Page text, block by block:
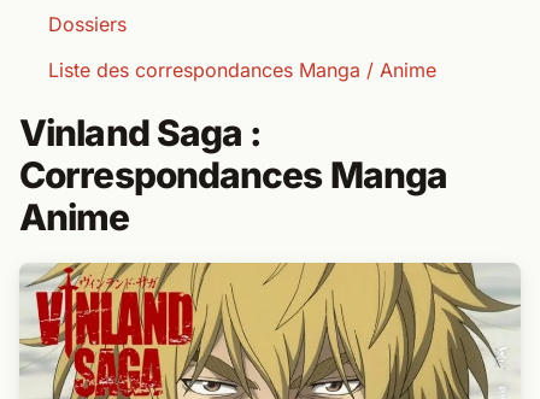
Dossiers
Liste des correspondances Manga / Anime
Vinland Saga :
Correspondances Manga
Anime